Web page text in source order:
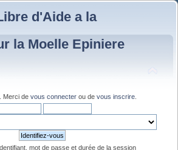
d'Aide a la
la Moelle Epiniere
. Merci de vous connecter ou de vous inscrire
mot de passe et durée de la session